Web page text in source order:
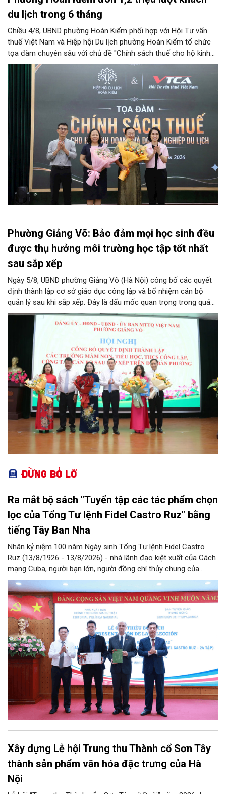
du lịch trong 6 tháng
Chiều 4/8, UBND phường Hoàn Kiếm phối hợp với Hội Tư vấn
thuế Việt Nam và Hiệp hội Du lịch phường Hoàn Kiếm tổ chức
tọa đàm chuyên sâu với chủ đề "Chính sách thuế cho hộ kinh
doanh và doanh nghiệp du lịch".
Phường Giảng Võ: Bảo đảm mọi học sinh đều
được thụ hưởng môi trường học tập tốt nhất
sau sắp xếp
Ngày 5/8, UBND phường Giảng Võ (Hà Nội) công bố các quyết
định thành lập cơ sở giáo dục công lập và bổ nhiệm cán bộ
quản lý sau khi sắp xếp. Đây là dấu mốc quan trọng trong quá
trình kiện toàn tổ chức bộ máy, thực hiện chủ trương tinh gọn,
nâng cao hiệu lực, hiệu quả quản lý theo các nghị quyết của
Trung ương và kế hoạch của UBND TP Hà Nội.
Đừng bỏ lỡ
Ra mắt bộ sách "Tuyển tập các tác phẩm chọn
lọc của Tổng Tư lệnh Fidel Castro Ruz" bằng
tiếng Tây Ban Nha
Nhân kỷ niệm 100 năm Ngày sinh Tổng Tư lệnh Fidel Castro
Ruz (13/8/1926 - 13/8/2026) - nhà lãnh đạo kiệt xuất của Cách
mạng Cuba, người bạn lớn, người đồng chí thủy chung của
Đảng, Nhà nước và nhân dân Việt Nam, chiều 5/8, tại Hà Nội,
Nhà xuất bản Chính trị quốc gia Sự thật phối hợp với Ban Tuyên
giáo Trung ương tổ chức Lễ giới thiệu bộ sách “Tuyển tập các
tác phẩm chọn lọc của Tổng Tư lệnh Fidel Castro Ruz” gồm 24
tập bằng tiếng Tây Ban Nha.
Xây dựng Lễ hội Trung thu Thành cổ Sơn Tây
thành sản phẩm văn hóa đặc trưng của Hà
Nội